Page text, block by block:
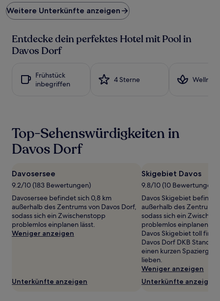
pro
Nacht,
den
letzten
einen
gefunden
wurde.
Preise
Verfügbarkeiten
können
sich
ändern.
können
zusätzliche
Bedingungen
Weitere Unterkünfte anzeigen
Entdecke dein perfektes Hotel mit Pool in
Davos Dorf
Frühstück
inbegriffen
4 Sterne Wellness
Top-Sehenswürdigkeiten in
Davos Dorf
Davosersee
9.2/10 (183 Bewertungen)
Davosersee befindet sich 0,8 km
außerhalb des Zentrums von Davos Dorf,
sodass sich ein Zwischenstopp
problemlos einplanen lässt.
Weniger anzeigen
Unterkünfte anzeigen
Skigebiet Davos
9.8/10 (10 Bewertungen)
Davos Skigebiet befindet
außerhalb des Zentrums
sodass sich ein
problemlos einplanen
Davos Skigebiet toll
Davos Dorf DKB
einen kurzen
lieben.
Weniger anzeigen
Unterkünfte anzeigen